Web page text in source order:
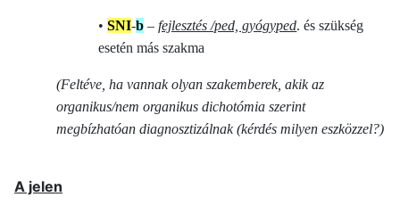
•SNI-b –fejlesztés /ped, gyógyped. és szükség
esetén más szakma
(Feltéve, ha vannak olyan szakemberek, akik az
organikus/nem organikus dichotómia szerint
megbízhatóan diagnosztizálnak (kérdés milyen eszközzel?)
A jelen